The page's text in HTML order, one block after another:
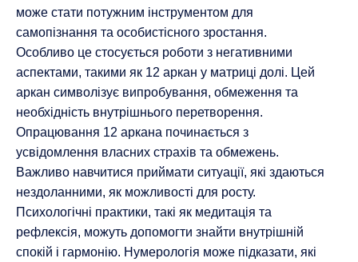
може стати потужним інструментом для
самопізнання та особистісного зростання.
Особливо це стосується роботи з негативними
аспектами, такими як 12 аркан у матриці долі. Цей
аркан символізує випробування, обмеження та
необхідність внутрішнього перетворення.
Опрацювання 12 аркана починається з
усвідомлення власних страхів та обмежень.
Важливо навчитися приймати ситуації, які здаються
нездоланними, як можливості для росту.
Психологічні практики, такі як медитація та
рефлексія, можуть допомогти знайти внутрішній
спокій і гармонію. Нумерологія може підказати, які